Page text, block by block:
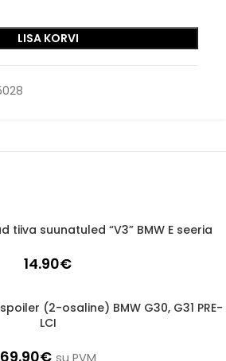
LISA KORVI
tiiva suunatuled “V3” BMW E seeria
14.90€
(2-osaline) BMW G30, G31 PRE-
LCI
69.90€ su PVM